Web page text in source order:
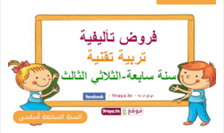
السنة السابعة أساسي